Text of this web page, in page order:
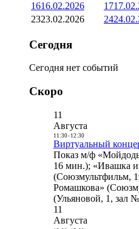
1616.02.2026 17
2323.02.2026 24
Сегодня
Сегодня нет событий
Скоро
11
Августа
11:30- 12:30
Виртуальный
Показ м/ф
16 мин.); «Ивашка
(Союзмультфильм,
Ромашкова»
(Ульяновой, 1, зал
11
Августа